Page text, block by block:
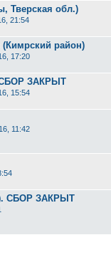
Тверская обл.)
21:54
район)
17:20
СБОР ЗАКРЫТ
15:54
11:42
СБОР ЗАКРЫТ